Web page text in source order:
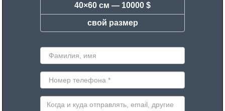
40×60 см — 10000 $
свой размер